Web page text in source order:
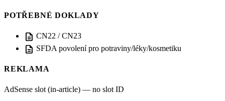
POTŘEBNÉ DOKLADY
description CN22 / CN23
description SFDA povolení pro potraviny/léky/kosmetiku
REKLAMA
AdSense slot (in-article) — no slot ID